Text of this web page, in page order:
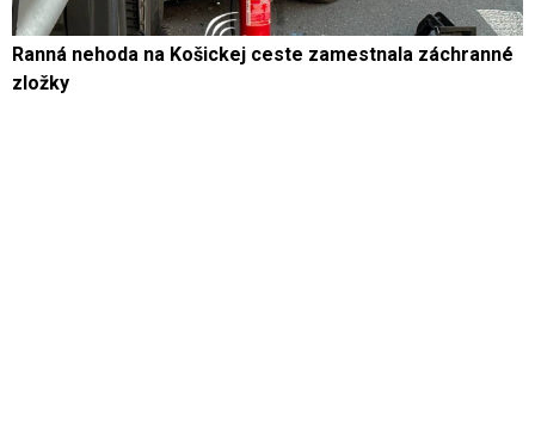
Ranná nehoda na Košickej ceste zamestnala záchranné
zložky